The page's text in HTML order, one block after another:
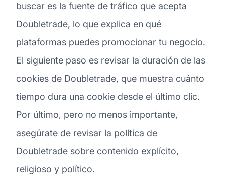
buscar es la fuente de tráfico que acepta
Doubletrade, lo que explica en qué
plataformas puedes promocionar tu negocio.
El siguiente paso es revisar la duración de las
cookies de Doubletrade, que muestra cuánto
tiempo dura una cookie desde el último clic.
Por último, pero no menos importante,
asegúrate de revisar la política de
Doubletrade sobre contenido explícito,
religioso y político.